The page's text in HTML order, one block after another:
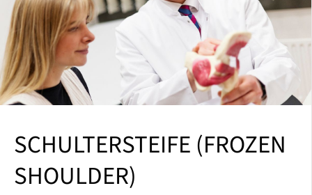
SCHULTERSTEIFE (FROZEN
SHOULDER)